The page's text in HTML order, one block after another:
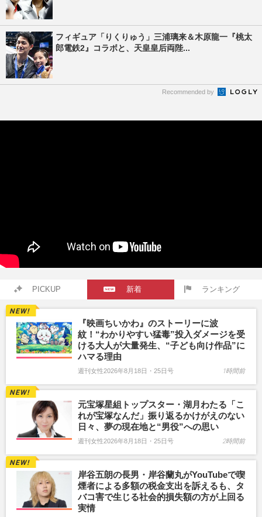
フィギュア「りくりゅう」三浦璃来＆木原龍一『桃太
郎電鉄2』コラボと、天皇皇后両陛...
Recommended by
PICKUP 新着 ランキング
『映画ちいかわ』のストーリーに波
紋！“わかりやすい猛毒”投入ダメージを受
ける大人が大量発生、“子ども向け作品”に
ハマる理由
週刊女性2026年8月18日・25日号 1時間前
元宝塚星組トップスター・湖月わたる「こ
れが宝塚なんだ」振り返るかけがえのない
日々、夢の現在地と“男役”への思い
週刊女性2026年8月18日・25日号 2時間前
岸谷五朗の長男・岸谷蘭丸がYouTubeで喫
煙者による多額の税金支出を訴えるも、タ
バコ害で生じる社会的損失額の方が上回る
実情